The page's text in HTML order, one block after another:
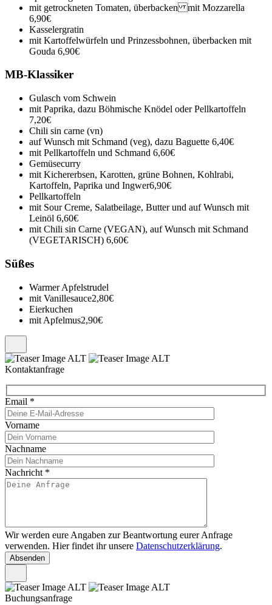
mit getrockneten Tomaten, überbacken mit Mozzarella
6,90€
Kasselergratin
mit Kartoffelwürfeln und Prinzessbohnen, überbacken mit
Gouda 6,90€
MB-Klassiker
Gulasch vom Schwein
mit Paprika, dazu Böhmische Knödel oder Pellkartoffeln
7,20€
Chili sin carne (vn)
auf Wunsch mit Schmand (veg), dazu Baguette 6,40€
mit Pellkartoffeln und Schmand 6,60€
Gemüsecurry
mit Kichererbsen, Karotten, grüne Bohnen, Kohlrabi,
Kartoffeln, Paprika und Ingwer6,90€
Pellkartoffeln
mit Sour Creme, Salatbeilage, Butter und auf Wunsch mit
Leinöl 6,60€
mit Chili sin Carne (VEGAN), auf Wunsch mit Schmand
(VEGETARISCH) 6,60€
Süßes
Warmer Apfelstrudel
mit Vanillesauce2,80€
Eierkuchen
mit Apfelmus2,90€
Kontaktanfrage
Email *
Vorname
Nachname
Nachricht *
Wir werden eure Angaben zur Beantwortung eurer Anfrage
verwenden. Hier findet ihr unsere Datenschutzerklärung.
Buchungsanfrage